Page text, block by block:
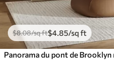
$8.08/sq ft$4.85/sq ft